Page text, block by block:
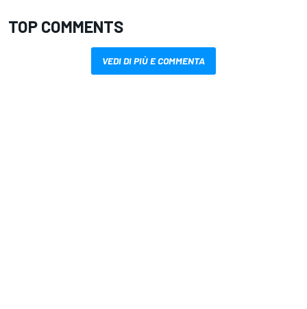
TOP COMMENTS
VEDI DI PIÙ E COMMENTA